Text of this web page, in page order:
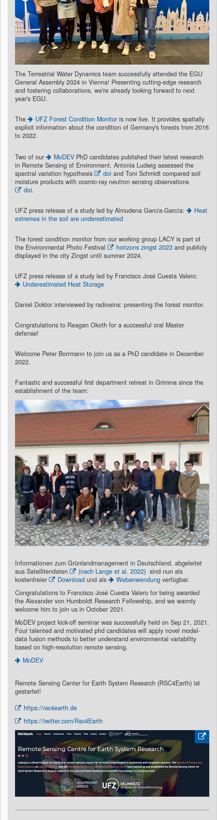
The Terrestrial Water Dynamics team successfully attended the EGU
General Assembly 2024 in Vienna! Presenting cutting-edge research
and fostering collaborations, we're already looking forward to next
year's EGU.
The UFZ Forest Condition Monitor is now live. It provides spatially
explicit information about the condition of Germany's forests from 2016
to 2022.
Two of our MoDEV PhD candidates published their latest research
in Remote Sensing of Environment. Antonia Ludwig assessed the
spectral variation hypothesis
doi and Toni Schmidt compared soil
moisture products with cosmic-ray neutron sensing observations
doi.
UFZ press release of a study led by Almudena García-García:
Heat
extremes in the soil are underestimated
The forest condition monitor from our working group LACY is part of
the Environmental Photo Festival
horizons zingst 2023 and publicly
displayed in the city Zingst until summer 2024.
UFZ press release of a study led by Francisco José Cuesta Valero:
Underestimated Heat Storage
Daniel Doktor interviewed by radioeins: presenting the forest monitor.
Congratulations to Reagan Okoth for a successful oral Master
defense!
Welcome Peter Borrmann to join us as a PhD candidate in December
2022.
Fantastic and successful first department retreat in Grimma since the
establishment of the team:
Informationen zum Grünlandmanagement in Deutschland, abgeleitet
aus Satellitendaten
(nach Lange et al. 2022) sind nun als
kostenfreier
Download und als Webanwendung verfügbar.
Congratulations to Francisco José Cuesta Valero for being awarded
the Alexander von Humboldt Research Fellowship, and we warmly
welcome him to join us in October 2021.
MoDEV project kick-off seminar was successfully held on Sep 21, 2021.
Four talented and motivated phd candidates will apply novel model-
data fusion methods to better understand environmental variability
based on high-resolution remote sensing.
MoDEV
Remote Sensing Center for Earth System Research (RSC4Earth) ist
gestartet!
https://rsc4earth.de
https://twitter.com/Rsc4Earth